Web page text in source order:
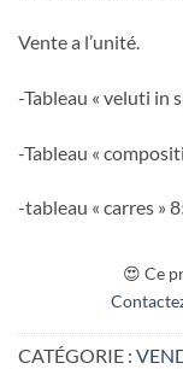
Vente a l’unité.
-Tableau « veluti in
-Tableau «
-tableau « carres »
😍 Ce
CATÉGORIE :